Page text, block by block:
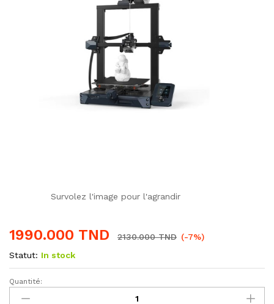
Survolez l'image pour l'agrandir
1990.000 TND 2130.000TND (-7%)
Statut: In stock
Imprimante
Quantité: